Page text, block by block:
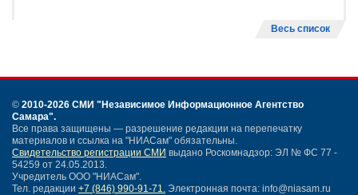
Весь список
© 2010-2026 СМИ "Независимое Информационное Агентство
Самара".
Все права защищены — разрешение редакции на перепечатку
материалов и ссылка на "НИАСам" обязательны.
Свидетельство регистрации СМИ выдано Роскомнадзор: ЭЛ № ФС 77 -
54259 от 24.05.2013.
Учредитель ООО "НИАСам".
Тел. редакции +7 (846) 990-91-71. Электронная почта: info@niasam.ru